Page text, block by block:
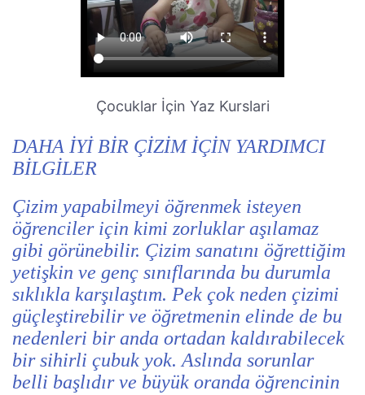
Çocuklar İçin Yaz Kurslari
DAHA İYİ BİR ÇİZİM İÇİN YARDIMCI
BİLGİLER
Çizim yapabilmeyi öğrenmek isteyen
öğrenciler için kimi zorluklar aşılamaz
gibi görünebilir. Çizim sanatını öğrettiğim
yetişkin ve genç sınıflarında bu durumla
sıklıkla karşılaştım. Pek çok neden çizimi
güçleştirebilir ve öğretmenin elinde de bu
nedenleri bir anda ortadan kaldırabilecek
bir sihirli çubuk yok. Aslında sorunlar
belli başlıdır ve büyük oranda öğrencinin